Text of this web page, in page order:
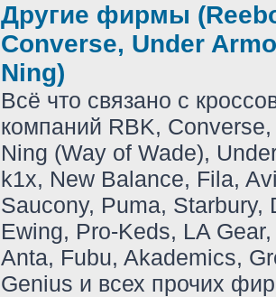
Другие фирмы
Converse, Under
Ning)
Всё что связано с
компаний RBK,
Ning (Way of Wade),
k1x, New Balance, Fila,
Saucony, Puma, Starbury,
Ewing, Pro-Keds, LA
Anta, Fubu, Akademics,
Genius и всех прочих